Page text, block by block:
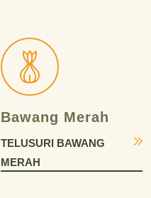
Bawang Merah
TELUSURI BAWANG
MERAH